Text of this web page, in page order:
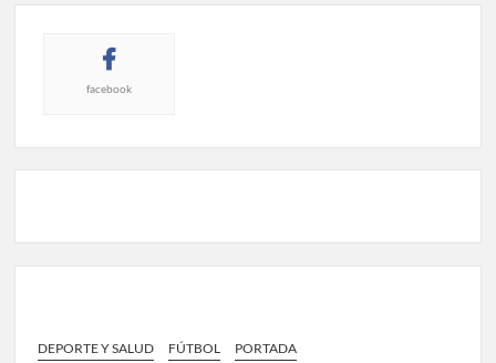
facebook
DEPORTE Y SALUD FÚTBOL PORTADA